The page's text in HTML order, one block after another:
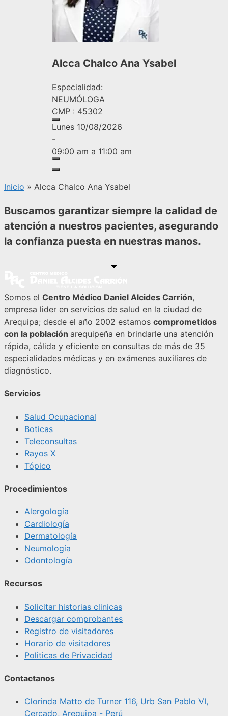
Alcca Chalco Ana Ysabel
Especialidad:
NEUMÓLOGA
CMP : 45302
Lunes 10/08/2026
-
09:00 am a 11:00 am
Inicio » Alcca Chalco Ana Ysabel
Buscamos garantizar siempre la calidad de
atención a nuestros pacientes, asegurando
la confianza puesta en nuestras manos.
Somos el Centro Médico Daniel Alcides Carrión,
empresa lider en servicios de salud en la ciudad de
Arequipa; desde el año 2002 estamos comprometidos
con la población arequipeña en brindarle una atención
rápida, cálida y eficiente en consultas de más de 35
especialidades médicas y en exámenes auxiliares de
diagnóstico.
Servicios
Salud Ocupacional
Boticas
Teleconsultas
Rayos X
Tópico
Procedimientos
Alergología
Cardiología
Dermatología
Neumología
Odontología
Recursos
Solicitar historias clinicas
Descargar comprobantes
Registro de visitadores
Horario de visitadores
Politicas de Privacidad
Contactanos
Clorinda Matto de Turner 116, Urb San Pablo VI,
Cercado, Arequipa - Perú